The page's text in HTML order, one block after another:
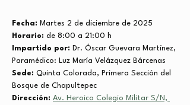
Fecha: Martes 2 de diciembre de 2025
Horario: de 8:00 a 21:00 h
Impartido por: Dr. Óscar Guevara Martínez,
Paramédico: Luz María Velázquez Bárcenas
Sede: Quinta Colorada, Primera Sección del
Bosque de Chapultepec
Dirección: Av. Heroico Colegio Militar S/N,